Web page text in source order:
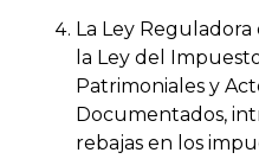
La Ley Reguladora
la Ley del
Patrimoniales y
Documentados,
rebajas en los